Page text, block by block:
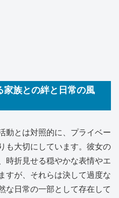
家族との絆と日常の風
動とは対照的に、プライベー
も大切にしています。彼女の
時折見せる穏やかな表情やエ
すが、それらは決して過度な
な日常の一部として存在して